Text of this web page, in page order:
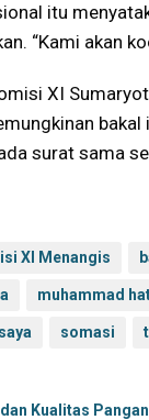
itu
“Kami akan
XI
surat sama
XI Menangis
muhammad
saya somasi
Kualitas